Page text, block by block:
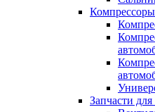
Запчасти